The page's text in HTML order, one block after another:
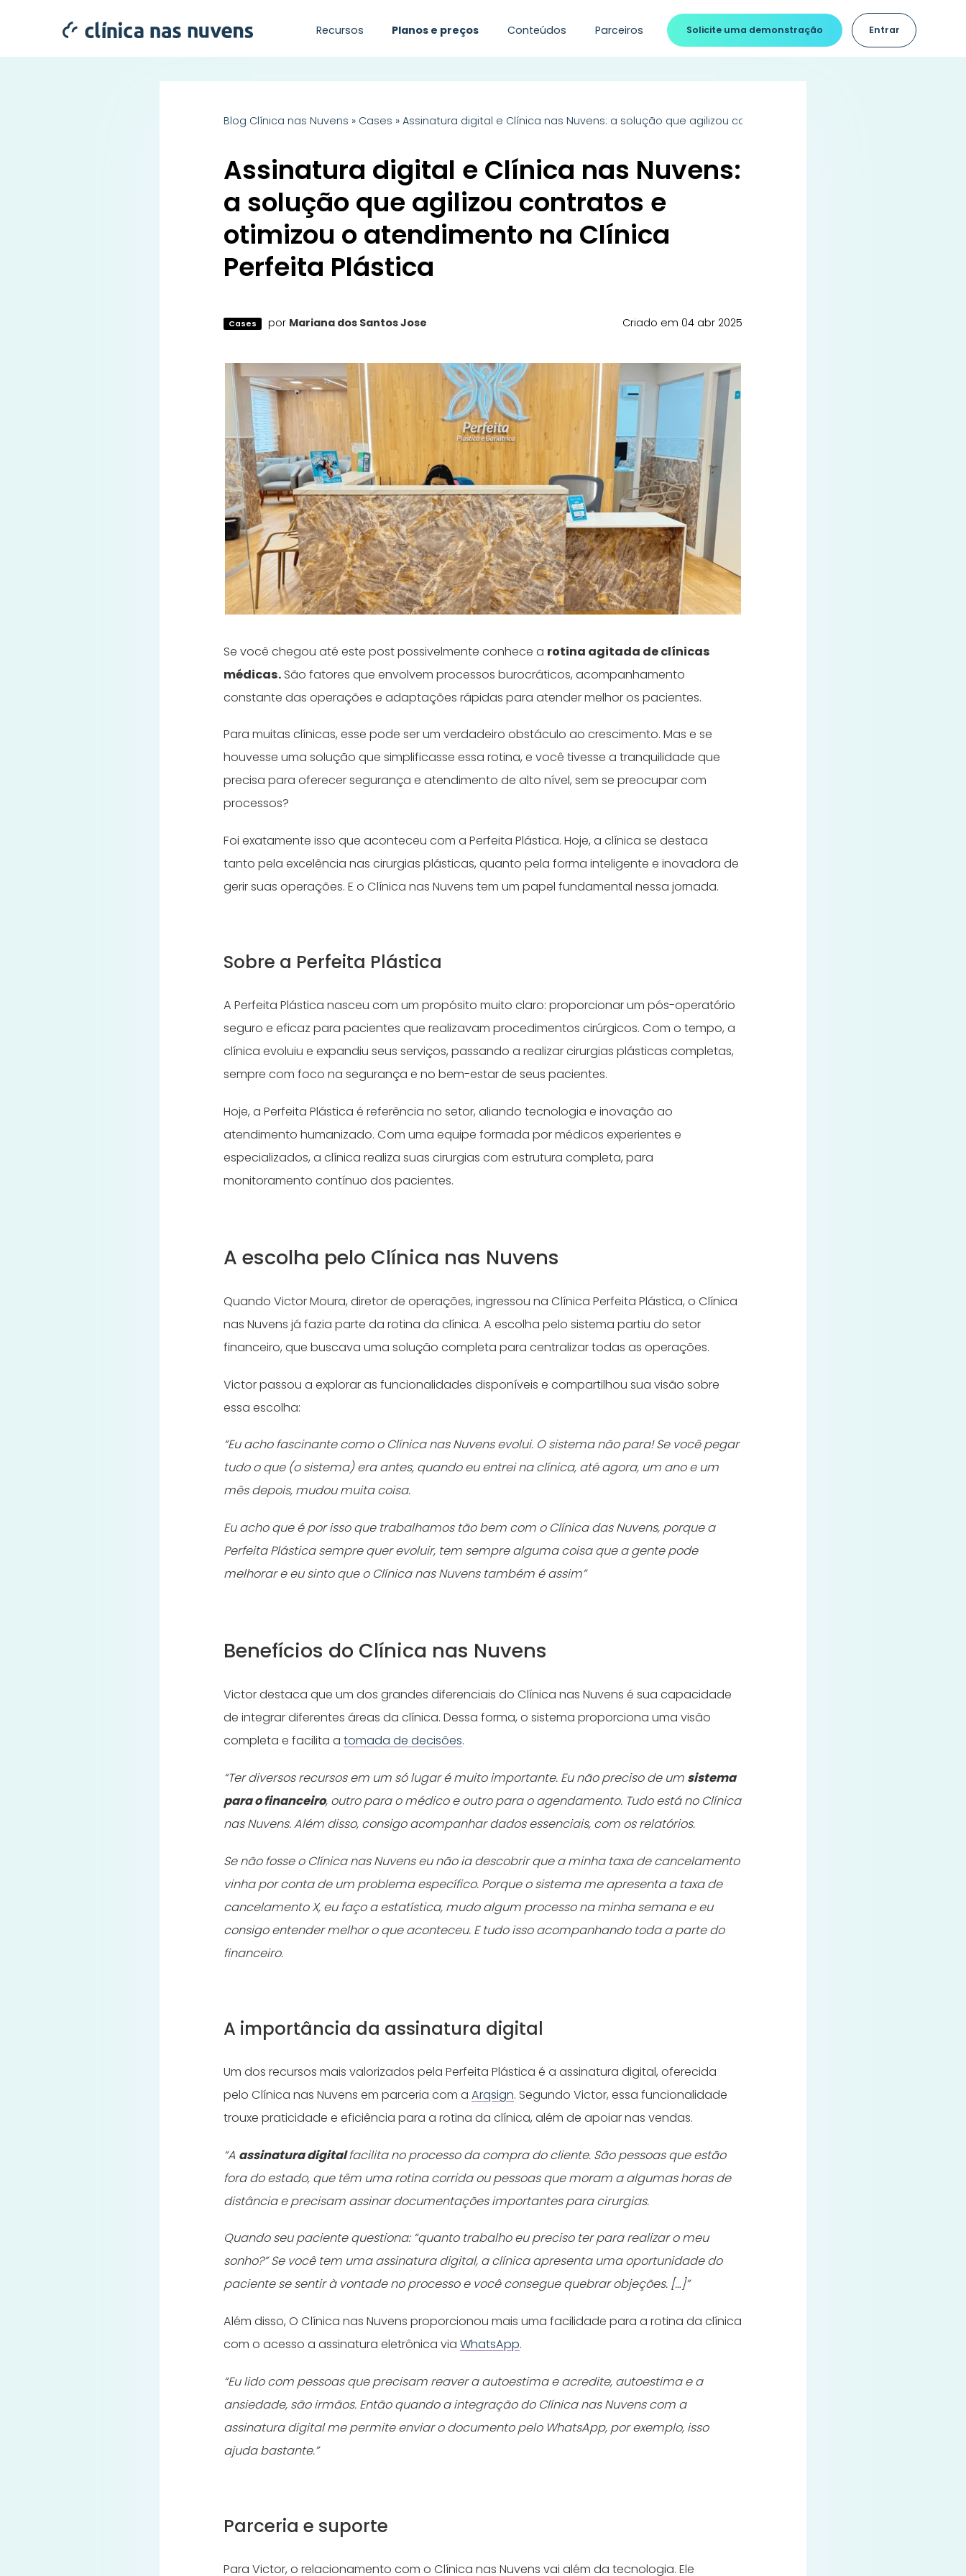
Recursos Planos e preços Conteúdos Parceiros Solicite uma demonstração Entrar
Blog Clínica nas Nuvens » Cases »Assinatura digital e Clínica nas Nuvens: a solução que agilizou contratos e otimizou o atendimento na
Assinatura digital e Clínica nas Nuvens:
a solução que agilizou contratos e
otimizou o atendimento na Clínica
Perfeita Plástica
Cases por Mariana dos Santos Jose Criado em 04 abr 2025
Se você chegou até este post possivelmente conhece a rotina agitada de clínicas
médicas.São fatores que envolvem processos burocráticos, acompanhamento
constante das operações e adaptações rápidas para atender melhor os pacientes.
Para muitas clínicas, esse pode ser um verdadeiro obstáculo ao crescimento. Mas e se
houvesse uma solução que simplificasse essa rotina, e você tivesse a tranquilidade que
precisa para oferecer segurança e atendimento de alto nível, sem se preocupar com
processos?
Foi exatamente isso que aconteceu com a Perfeita Plástica. Hoje, a clínica se destaca
tanto pela excelência nas cirurgias plásticas, quanto pela forma inteligente e inovadora de
gerir suas operações. E o Clínica nas Nuvens tem um papel fundamental nessa jornada.
Sobre a Perfeita Plástica
A Perfeita Plástica nasceu com um propósito muito claro: proporcionar um pós-operatório
seguro e eficaz para pacientes que realizavam procedimentos cirúrgicos. Com o tempo, a
clínica evoluiu e expandiu seus serviços, passando a realizar cirurgias plásticas completas,
sempre com foco na segurança e no bem-estar de seus pacientes.
Hoje, a Perfeita Plástica é referência no setor, aliando tecnologia e inovação ao
atendimento humanizado. Com uma equipe formada por médicos experientes e
especializados, a clínica realiza suas cirurgias com estrutura completa, para
monitoramento contínuo dos pacientes.
A escolha pelo Clínica nas Nuvens
Quando Victor Moura, diretor de operações, ingressou na Clínica Perfeita Plástica, o Clínica
nas Nuvens já fazia parte da rotina da clínica. A escolha pelo sistema partiu do setor
financeiro, que buscava uma solução completa para centralizar todas as operações.
Victor passou a explorar as funcionalidades disponíveis e compartilhou sua visão sobre
essa escolha:
“Eu acho fascinante como o Clínica nas Nuvens evolui. O sistema não para! Se você pegar
tudo o que (o sistema) era antes, quando eu entrei na clínica, até agora, um ano e um
mês depois, mudou muita coisa.
Eu acho que é por isso que trabalhamos tão bem com o Clínica das Nuvens, porque a
Perfeita Plástica sempre quer evoluir, tem sempre alguma coisa que a gente pode
melhorar e eu sinto que o Clínica nas Nuvens também é assim”
Benefícios do Clínica nas Nuvens
Victor destaca que um dos grandes diferenciais do Clínica nas Nuvens é sua capacidade
de integrar diferentes áreas da clínica. Dessa forma, o sistema proporciona uma visão
completa e facilita atomada de decisões.
“Ter diversos recursos em um só lugar é muito importante. Eu não preciso de um sistema
para o financeiro, outro para o médico e outro para o agendamento. Tudo está no Clínica
nas Nuvens. Além disso, consigo acompanhar dados essenciais, com os relatórios.
Se não fosse o Clínica nas Nuvens eu não ia descobrir que a minha taxa de cancelamento
vinha por conta de um problema específico. Porque o sistema me apresenta a taxa de
cancelamento X, eu faço a estatística, mudo algum processo na minha semana e eu
consigo entender melhor o que aconteceu. E tudo isso acompanhando toda a parte do
financeiro.
A importância da assinatura digital
Um dos recursos mais valorizados pela Perfeita Plástica é a assinatura digital, oferecida
pelo Clínica nas Nuvens em parceria com aArqsign. Segundo Victor, essa funcionalidade
trouxe praticidade e eficiência para a rotina da clínica, além de apoiar nas vendas.
“A assinatura digitalfacilita no processo da compra do cliente. São pessoas que estão
fora do estado, que têm uma rotina corrida ou pessoas que moram a algumas horas de
distância e precisam assinar documentações importantes para cirurgias.
Quando seu paciente questiona: “quanto trabalho eu preciso ter para realizar o meu
sonho?” Se você tem uma assinatura digital, a clínica apresenta uma oportunidade do
paciente se sentir à vontade no processo e você consegue quebrar objeções. […]”
Além disso, O Clínica nas Nuvens proporcionou mais uma facilidade para a rotina da clínica
com o acesso a assinatura eletrônica viaWhatsApp.
“Eu lido com pessoas que precisam reaver a autoestima e acredite, autoestima e a
ansiedade, são irmãos. Então quando a integração do Clínica nas Nuvens com a
assinatura digital me permite enviar o documento pelo WhatsApp, por exemplo, isso
ajuda bastante.”
Parceria e suporte
Para Victor, o relacionamento com o Clínica nas Nuvens vai além da tecnologia. Ele